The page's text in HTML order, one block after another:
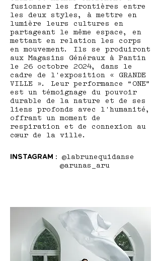
fusionner les frontières entre
les deux styles, à mettre en
lumière leurs cultures en
partageant le même espace, en
mettant en relation les corps
en mouvement. Ils se produiront
aux Magasins Généraux à Pantin
le 26 octobre 2024, dans le
cadre de l'exposition « GRANDE
VILLE ». Leur performance “ONE”
est un témoignage du pouvoir
durable de la nature et de ses
liens profonds avec l'humanité,
offrant un moment de
respiration et de connexion au
cœur de la ville.
INSTAGRAM : @labrunequidanse
@arunas_aru